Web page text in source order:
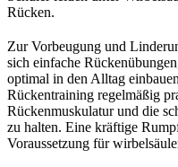
Rücken.
Zur Vorbeugung und
sich einfache
optimal in den Alltag
Rückentraining regelmäßig
Rückenmuskulatur und die
zu halten. Eine kräftige
Voraussetzung für